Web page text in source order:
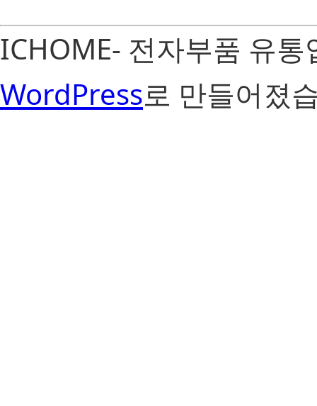
ICHOME- 전자부품 유
WordPress로 만들어졌